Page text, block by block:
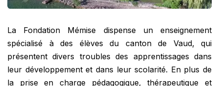
La Fondation Mémise dispense un enseignement
spécialisé à des élèves du canton de Vaud, qui
présentent divers troubles des apprentissages dans
leur développement et dans leur scolarité. En plus de
la prise en charge pédagogique, thérapeutique et